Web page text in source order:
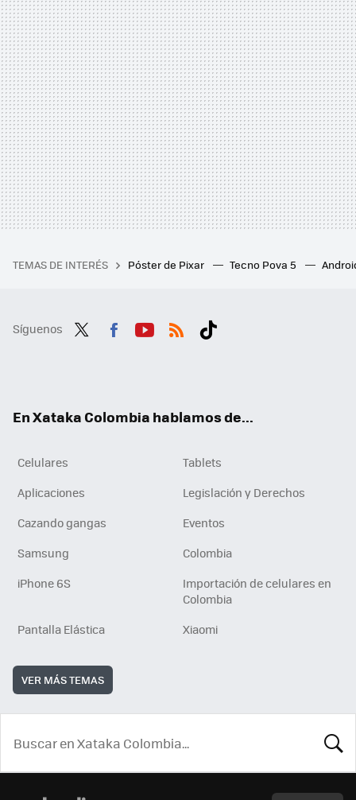
TEMAS DE INTERÉS Póster de Pixar Tecno Pova 5
Síguenos
En Xataka Colombia hablamos de...
Celulares
Tablets
Aplicaciones
Legislación y Derechos
Cazando gangas
Eventos
Samsung
Colombia
iPhone 6S
Importación de celulares en
Colombia
Pantalla Elástica
Xiaomi
VER MÁS TEMAS